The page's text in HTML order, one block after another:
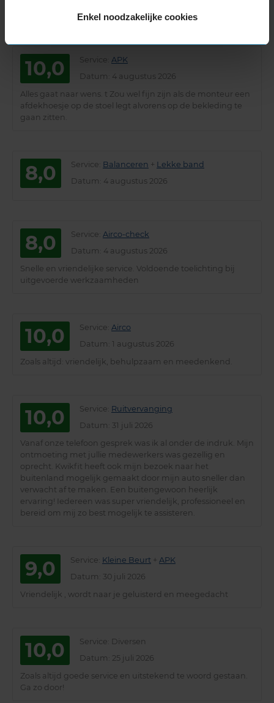
Enkel noodzakelijke cookies
gehouden aan de afspraak
10,0 Service APK
Datum : 4 augustus 2026
Alles gaat naar wens. t Zou wel fijn zijn als de monteur een
afdekhoesje op de stoel legt alvorens op de bekleding te
gaan zitten.
8,0 Service Balanceren + Lekke band
Datum : 4 augustus 2026
8,0 Service Airco-check
Datum : 4 augustus 2026
Snelle en vriendelijke service. Voldoende toelichting bij
uitgevoerde werkzaamheden
10,0 Service Airco
Datum : 1 augustus 2026
Zoals altijd: vriendelijk, behulpzaam en meedenkend.
10,0 Service Ruitvervanging
Datum : 31 juli 2026
Vanaf onze telefoon gesprek was ik al onder de indruk. Mijn
ontmoeting met jullie medewerkers was gezellig en
oprecht. Kwikfit heeft ook mijn bezoek naar het
buitenland mogelijk gemaakt door mijn auto sneller dan
verwacht af te maken. Een buitengewoon heerlijk
ervaring! Iedereen was super vriendelijk, professioneel en
bereid om mij zo best mogelijk te assisteren.
9,0 Service Kleine Beurt + APK
Datum : 30 juli 2026
Vriendelijk , wordt naar je geluisterd en meegedacht
10,0 Service : Diversen
Datum : 25 juli 2026
Zoals altijd goede service en uitstekend te woord gestaan.
Ga zo door!